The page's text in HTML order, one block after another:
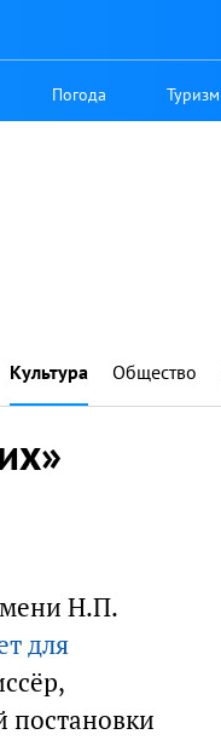
Погода Туризм
Культура Общество
Н.П.
для
постановки